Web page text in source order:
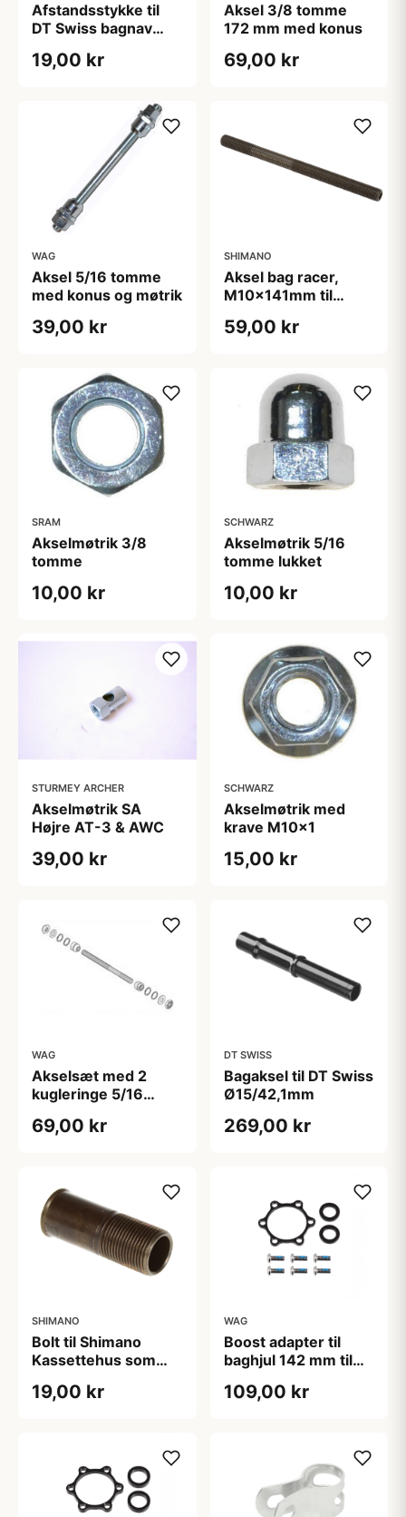
Afstandsstykke til
DT Swiss bagnav
19,00 kr
Aksel 3/8 tomme
172 mm med konus
69,00 kr
WAG
Aksel 5/16 tomme
med konus og møtrik
39,00 kr
SHIMANO
Aksel bag racer,
M10x141mm til
59,00 kr
SRAM
Akselmøtrik 3/8
tomme
10,00 kr
SCHWARZ
Akselmøtrik 5/16
tomme lukket
10,00 kr
STURMEY ARCHER
Akselmøtrik SA
Højre AT-3 & AWC
39,00 kr
SCHWARZ
Akselmøtrik med
krave M10x1
15,00 kr
WAG
Akselsæt med 2
kugleringe 5/16
69,00 kr
DT SWISS
Bagaksel til DT Swiss
Ø15/42,1mm
269,00 kr
SHIMANO
Bolt til Shimano
Kassettehus som
modeller
19,00 kr
WAG
Boost adapter til
baghjul 142 mm til
109,00 kr